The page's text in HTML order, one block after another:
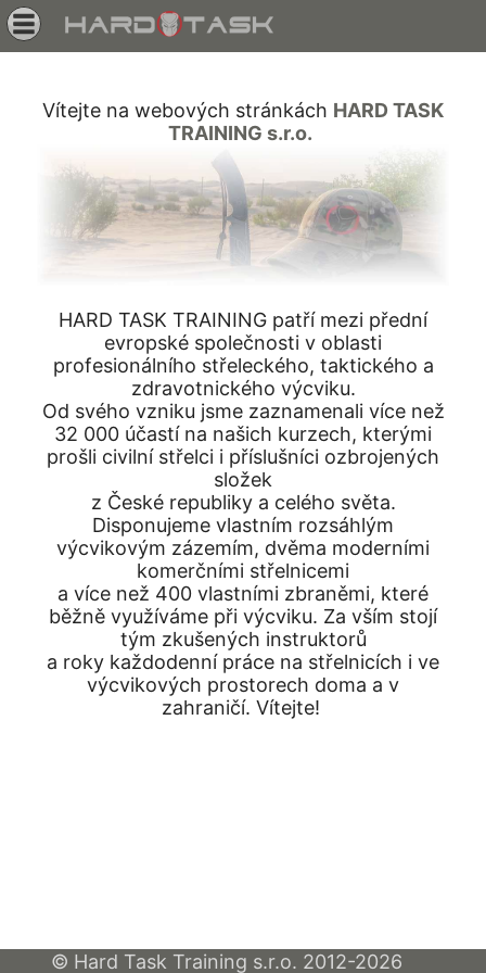
Vítejte na webových stránkách HARD TASK
TRAINING s.r.o.
HARD TASK TRAINING patří mezi přední
evropské společnosti v oblasti
profesionálního střeleckého, taktického a
zdravotnického výcviku.
Od svého vzniku jsme zaznamenali více než
32 000 účastí na našich kurzech, kterými
prošli civilní střelci i příslušníci ozbrojených
složek
z České republiky a celého světa.
Disponujeme vlastním rozsáhlým
výcvikovým zázemím, dvěma moderními
komerčními střelnicemi
a více než 400 vlastními zbraněmi, které
běžně využíváme při výcviku. Za vším stojí
tým zkušených instruktorů
a roky každodenní práce na střelnicích i ve
výcvikových prostorech doma a v
zahraničí. Vítejte!
© Hard Task Training s.r.o. 2012-2026